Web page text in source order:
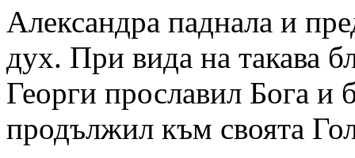
Александра паднала и
дух. При вида на такава
Георги прославил Бога и
продължил към своята